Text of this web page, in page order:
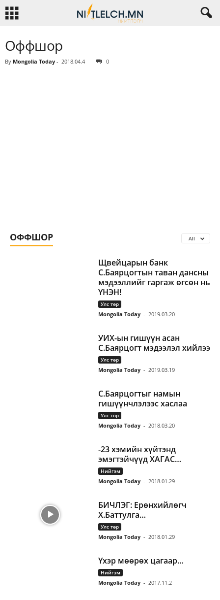
Оффшор
By Mongolia Today - 2018.04.4 0
ОФФШОР All
Щвейцарын банк
С.Баярцогтын таван дансны
мэдээллийг гаргаж өгсөн нь
ҮНЭН!
Улс төр
Mongolia Today - 2019.03.20
УИХ-ын гишүүн асан
С.Баярцогт мэдээлэл хийлээ
Улс төр
Mongolia Today - 2019.03.19
С.Баярцогтыг намын
гишүүнчлэлээс хаслаа
Улс төр
Mongolia Today - 2018.03.20
-23 хэмийн хүйтэнд
эмэгтэйчүүд ХАГАС…
Нийгэм
Mongolia Today - 2018.01.29
БИЧЛЭГ: Ерөнхийлөгч
Х.Баттулга…
Улс төр
Mongolia Today - 2018.01.29
Үхэр мөөрөх цагаар…
Нийгэм
Mongolia Today - 2017.11.2